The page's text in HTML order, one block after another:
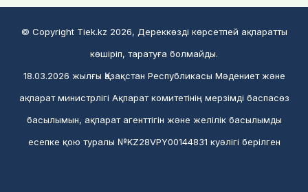
© Copyright Tiek.kz 2026, Дереккөзді көрсетпей ақпаратты
көшіріп, таратуға болмайды.
18.03.2026 жылғы Қазақстан Республикасы Мәдениет және
ақпарат министрлігі Ақпарат комитетінің мерзімді баспасөз
басылымын, ақпарат агенттігін және желілік басылымды
есепке қою туралы №KZ28VPY00144831 куәлігі берілген